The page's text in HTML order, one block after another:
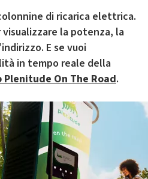
di ricarica elettrica.
la potenza, la
E se vuoi
in tempo reale della
Plenitude On The Road.